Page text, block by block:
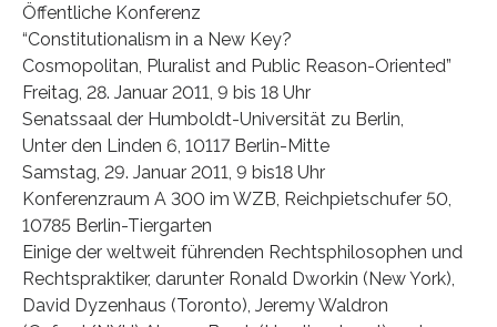
Öffentliche Konferenz
“Constitutionalism in a New Key?
Cosmopolitan, Pluralist and Public Reason-Oriented”
Freitag, 28. Januar 2011, 9 bis 18 Uhr
Senatssaal der Humboldt-Universität zu Berlin,
Unter den Linden 6, 10117 Berlin-Mitte
Samstag, 29. Januar 2011, 9 bis18 Uhr
Konferenzraum A 300 im WZB, Reichpietschufer 50,
10785 Berlin-Tiergarten
Einige der weltweit führenden Rechtsphilosophen und
Rechtspraktiker, darunter Ronald Dworkin (New York),
David Dyzenhaus (Toronto), Jeremy Waldron